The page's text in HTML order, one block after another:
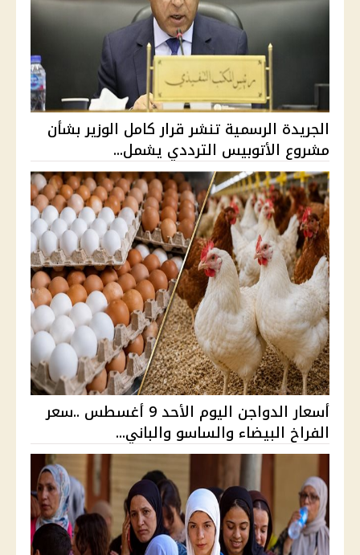
الجريدة الرسمية تنشر قرار كامل الوزير بشأن
مشروع الأتوبيس الترددي يشمل...
أسعار الدواجن اليوم الأحد 9 أغسطس ..سعر
الفراخ البيضاء والساسو والباني...